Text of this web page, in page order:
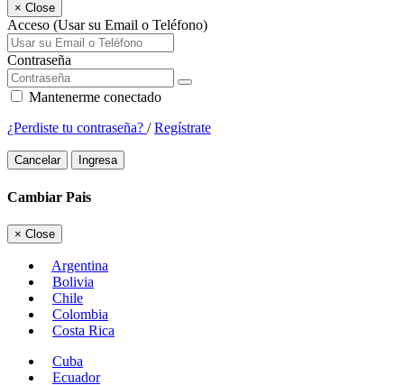
× Close
Acceso (Usar su Email o Teléfono)
Contraseña
Mantenerme conectado
¿Perdiste tu contraseña? /Regístrate
Cancelar Ingresa
Cambiar Pais
× Close
Argentina
Bolivia
Chile
Colombia
Costa Rica
Cuba
Ecuador